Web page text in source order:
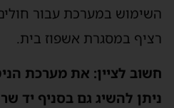
השימוש במערכת עבור
רציף במסגרת אשפוז בית.
חשוב לציין: את מערכת
ניתן להשיג גם בסניף יד